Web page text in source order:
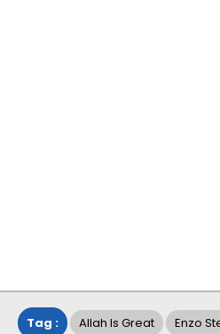
Tag : Allah Is Great Enzo